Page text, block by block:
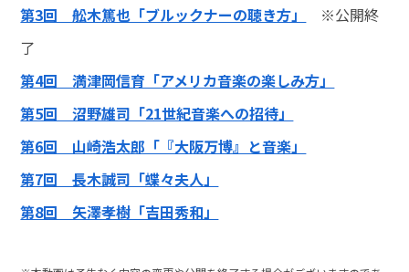
第3回 舩木篤也「ブルックナーの聴き方」
※公開終
了
第4回 満津岡信育「アメリカ音楽の楽しみ方」
第5回 沼野雄司「21世紀音楽への招待」
第6回 山崎浩太郎「『大阪万博』と音楽」
第7回 長木誠司「蝶々夫人」
第8回 矢澤孝樹「吉田秀和」